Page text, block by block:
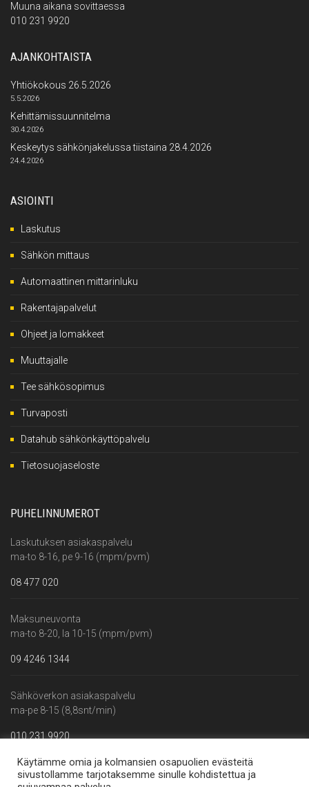
Muuna aikana sovittaessa
010 231 9920
AJANKOHTAISTA
Yhtiökokous 26.5.2026
5.5.2026
Kehittämissuunnitelma
30.4.2026
Keskeytys sähkönjakelussa tiistaina 28.4.2026
24.4.2026
ASIOINTI
Laskutus
Sähkön mittaus
Automaattinen mittarinluku
Rakentajapalvelut
Ohjeet ja lomakkeet
Muuttajalle
Tee sähkösopimus
Turvaposti
Datahub sähkönkäyttöpalvelu
Tietosuojaseloste
PUHELINNUMEROT
Laskutuksen asiakaspalvelu
ma-to 8-16, pe 9-16 (mpm/pvm)
08 477 020
Maksuneuvonta
ma-to 8-20, la 10-15 (mpm/pvm)
09 4246 1344
Sähköverkon asiakaspalvelu
ma-pe 8-15 (8,8snt/min)
010 231 9920
Vikapäivystys
Käytämme omia ja kolmansien osapuolien evästeitä
sivustollamme tarjotaksemme sinulle kohdistettua ja